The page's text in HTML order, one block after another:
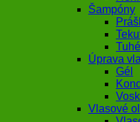
Šampóny
Úprava
Gél
Vosk
Vlasové